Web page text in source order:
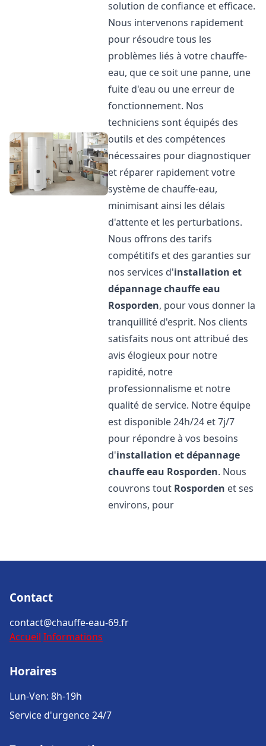
solution de confiance et efficace.
Nous intervenons rapidement
pour résoudre tous les
problèmes liés à votre chauffe-
eau, que ce soit une panne, une
fuite d'eau ou une erreur de
fonctionnement. Nos
techniciens sont équipés des
outils et des compétences
nécessaires pour diagnostiquer
et réparer rapidement votre
système de chauffe-eau,
minimisant ainsi les délais
d'attente et les perturbations.
Nous offrons des tarifs
compétitifs et des garanties sur
nos services d'installation et
dépannage chauffe eau
Rosporden, pour vous donner la
tranquillité d'esprit. Nos clients
satisfaits nous ont attribué des
avis élogieux pour notre
rapidité, notre
professionnalisme et notre
qualité de service. Notre équipe
est disponible 24h/24 et 7j/7
pour répondre à vos besoins
d'installation et dépannage
chauffe eau Rosporden. Nous
couvrons tout Rosporden et ses
environs, pour
Contact
contact@chauffe-eau-69.fr
Accueil Informations
Horaires
Lun-Ven: 8h-19h
Service d'urgence 24/7